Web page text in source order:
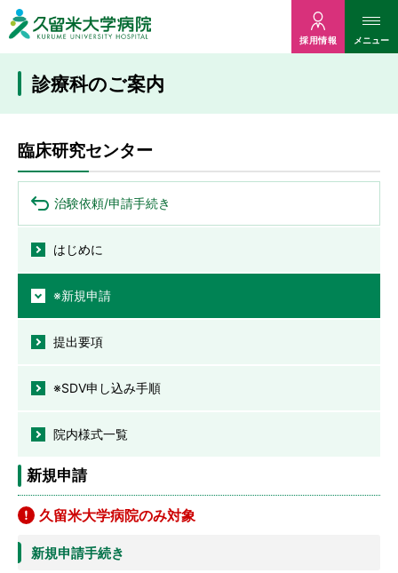
採用情報 メニュー
診療科のご案内
臨床研究センター
治験依頼/申請手続き
はじめに
※新規申請
提出要項
※SDV申し込み手順
院内様式一覧
新規申請
久留米大学病院のみ対象
新規申請手続き